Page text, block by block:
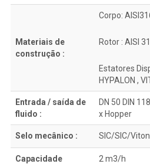
Materiais de
construção :
Corpo:
Rotor : AISI
Estatores
HYPALON ,
Entrada / saída de
fluido :
DN 50 DIN
x Hopper
Selo mecânico : SIC/SIC/
Capacidade
2 m3/h